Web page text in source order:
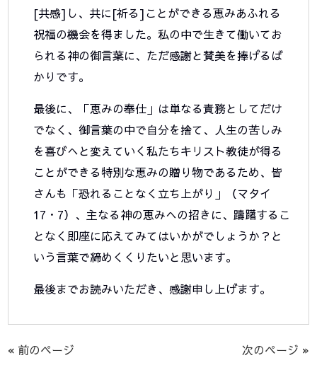
[共感]し、共に[祈る]ことができる恵みあふれる
祝福の機会を得ました。私の中で生きて働いてお
られる神の御言葉に、ただ感謝と賛美を捧げるば
かりです。
最後に、「恵みの奉仕」は単なる責務としてだけ
でなく、御言葉の中で自分を捨て、人生の苦しみ
を喜びへと変えていく私たちキリスト教徒が得る
ことができる特別な恵みの贈り物であるため、皆
さんも「恐れることなく立ち上がり」（マタイ
17・7）、主なる神の恵みへの招きに、躊躇するこ
となく即座に応えてみてはいかがでしょうか？と
いう言葉で締めくくりたいと思います。
最後までお読みいただき、感謝申し上げます。
« 前のページ 次のページ »